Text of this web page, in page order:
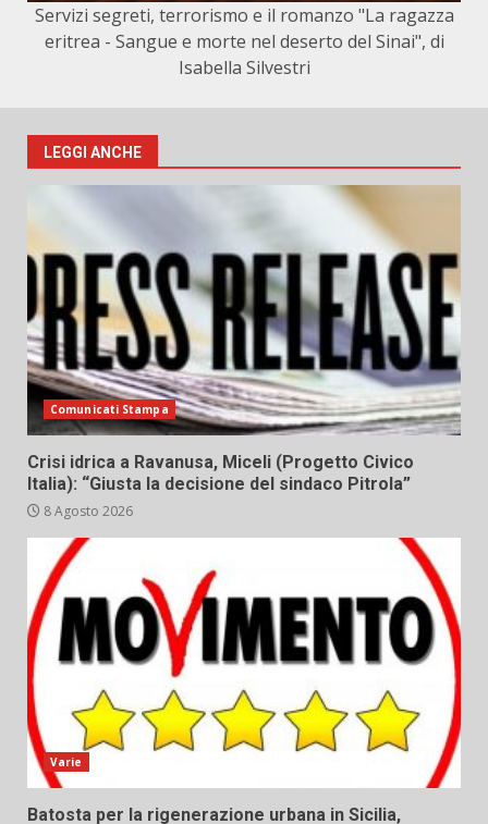
Servizi segreti, terrorismo e il romanzo "La ragazza
eritrea - Sangue e morte nel deserto del Sinai", di
Isabella Silvestri
LEGGI ANCHE
Comunicati Stampa
Crisi idrica a Ravanusa, Miceli (Progetto Civico
Italia): “Giusta la decisione del sindaco Pitrola”
8 Agosto 2026
Varie
Batosta per la rigenerazione urbana in Sicilia,